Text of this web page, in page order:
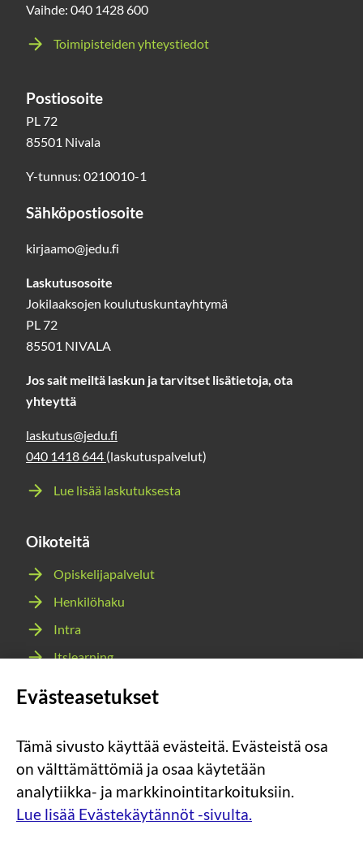
Vaihde: 040 1428 600
Toimipisteiden yhteystiedot
Postiosoite
PL 72
85501 Nivala
Y-tunnus: 0210010-1
Sähköpostiosoite
kirjaamo@jedu.fi
Laskutusosoite
Jokilaaksojen koulutuskuntayhtymä
PL 72
85501 NIVALA
Jos sait meiltä laskun ja tarvitset lisätietoja, ota
yhteyttä
laskutus@jedu.fi
040 1418 644 (laskutuspalvelut)
Lue lisää laskutuksesta
Oikoteitä
Opiskelijapalvelut
Henkilöhaku
Intra
Itslearning
Sosiaalinen
media:
instagram
Sosiaalinen
media:
facebook
Sosiaalinen
media:
youtube
Sosiaalinen
media:
snapchat
Evästeasetukset
Tämä sivusto käyttää evästeitä. Evästeistä osa
on välttämättömiä ja osaa käytetään
analytiikka- ja markkinointitarkoituksiin.
Lue lisää Evästekäytännöt -sivulta.